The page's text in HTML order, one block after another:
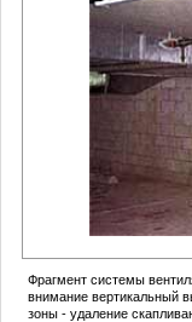
Фрагмент системы
внимание вертикальный
зоны - удаление